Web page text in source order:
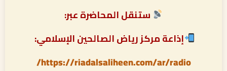
ستنقل المحاضرة عبر:
إذاعة مركز رياض الصالحين الإسلامي:
https://riadalsaliheen.com/ar/radio/